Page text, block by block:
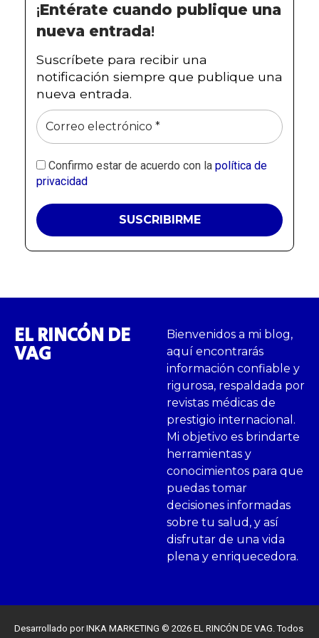
¡Entérate cuando publique una
nueva entrada!
Suscríbete para recibir una
notificación siempre que publique una
nueva entrada.
Confirmo estar de acuerdo con la política de
privacidad
EL RINCÓN DE
VAG
Bienvenidos a mi blog,
aquí encontrarás
información confiable y
rigurosa, respaldada por
revistas médicas de
prestigio internacional.
Mi objetivo es brindarte
herramientas y
conocimientos para que
puedas tomar
decisiones informadas
sobre tu salud, y así
disfrutar de una vida
plena y enriquecedora.
Desarrollado por INKA MARKETING © 2026 EL RINCÓN DE VAG. Todos